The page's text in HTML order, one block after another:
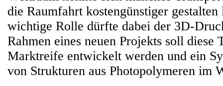
die Raumfahrt kostengünstiger gestalten
wichtige Rolle dürfte dabei der 3D-
Rahmen eines neuen Projekts soll diese
Marktreife entwickelt werden und ein
von Strukturen aus Photopolymeren im